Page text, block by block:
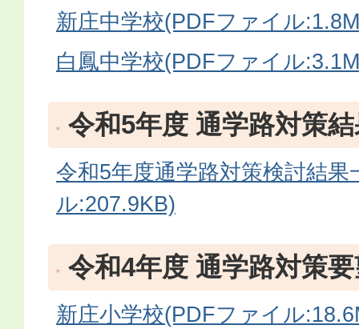
新庄中学校(PDFファイル
白鳳中学校(PDFファイル
令和5年度 通学路対策
令和5年度通学路対策検討結
ル:207.9KB)
令和4年度 通学路対策
新庄小学校(PDFファイル